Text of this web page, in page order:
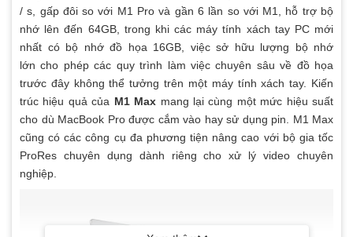
/ s, gấp đôi so với M1 Pro và gần 6 lần so với M1, hỗ trợ bộ
nhớ lên đến 64GB, trong khi các máy tính xách tay PC mới
nhất có bộ nhớ đồ họa 16GB, việc sở hữu lượng bộ nhớ
lớn cho phép các quy trình làm việc chuyên sâu về đồ họa
trước đây không thể tưởng trên một máy tính xách tay. Kiến
trúc hiệu quả của M1 Max mang lại cùng một mức hiệu suất
cho dù MacBook Pro được cắm vào hay sử dụng pin. M1 Max
cũng có các công cụ đa phương tiện nâng cao với bộ gia tốc
ProRes chuyên dụng dành riêng cho xử lý video chuyên
nghiệp.